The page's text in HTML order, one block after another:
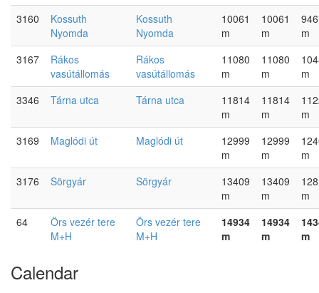
3160
Kossuth
Nyomda
Kossuth
Nyomda
10061
m
10061
m
m
3167
Rákos
vasútállomás
Rákos
vasútállomás
11080
m
11080
m
m
3346
Tárna utca Tárna utca
11814
m
11814
m
m
3169
Maglódi út Maglódi út
12999
m
12999
m
m
3176
Sörgyár Sörgyár
13409
m
13409
m
m
64
Örs vezér tere
M+H
Örs vezér tere
M+H
14934
m
14934
m
m
Calendar